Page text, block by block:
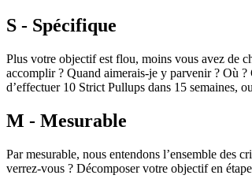
S - Spécifique
Plus votre objectif est flou, moins vous avez de
accomplir ? Quand aimerais-je y parvenir ? Où
d’effectuer 10 Strict Pullups dans 15 semaines,
M - Mesurable
Par mesurable, nous entendons l’ensemble des
verrez-vous ? Décomposer votre objectif en